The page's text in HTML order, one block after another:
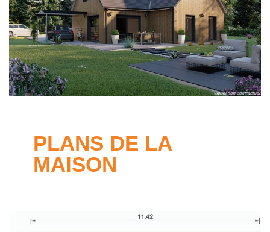
PLANS DE LA
MAISON